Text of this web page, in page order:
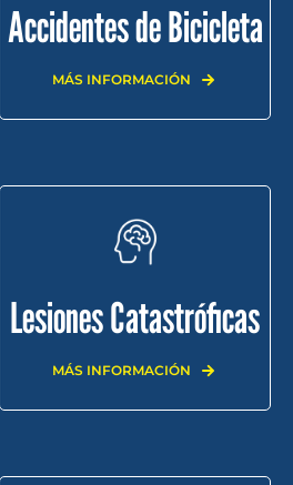
Accidentes de Bicicleta
MÁS INFORMACIÓN
Lesiones Catastróficas
MÁS INFORMACIÓN